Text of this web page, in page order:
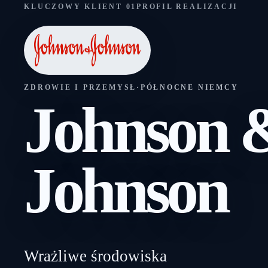
KLUCZOWY KLIENT 01PROFIL REALIZACJI
ZDROWIE I PRZEMYSŁ · PÓŁNOCNE NIEMCY
Johnson
Johnson
Wrażliwe środowiska